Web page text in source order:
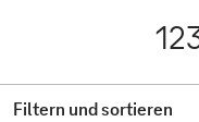
Filtern und sortieren